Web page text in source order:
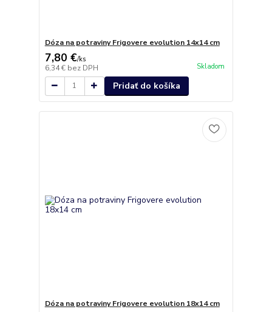
Dóza na potraviny Frigovere evolution 14x14 cm
7,80 €/ks
6,34 € bez DPH Skladom
Pridať do košíka
Dóza na potraviny Frigovere evolution 18x14 cm